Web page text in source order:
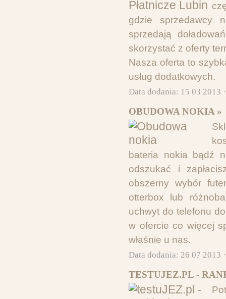
gdzie sprzedawcy
sprzedają
skorzystać z oferty
Nasza oferta to
usług dodatkowych.
Data dodania: 15 03 2013
OBUDOWA NOKIA »
bateria nokia bądź
odszukać i
obszerny wybór
otterbox lub
uchwyt do telefonu
w ofercie co więcej
właśnie u nas.
Data dodania: 26 07 2013
TESTUJEZ.PL -